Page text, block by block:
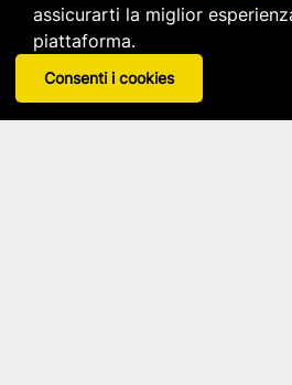
assicurarti la miglior
piattaforma.
Consenti i cookies